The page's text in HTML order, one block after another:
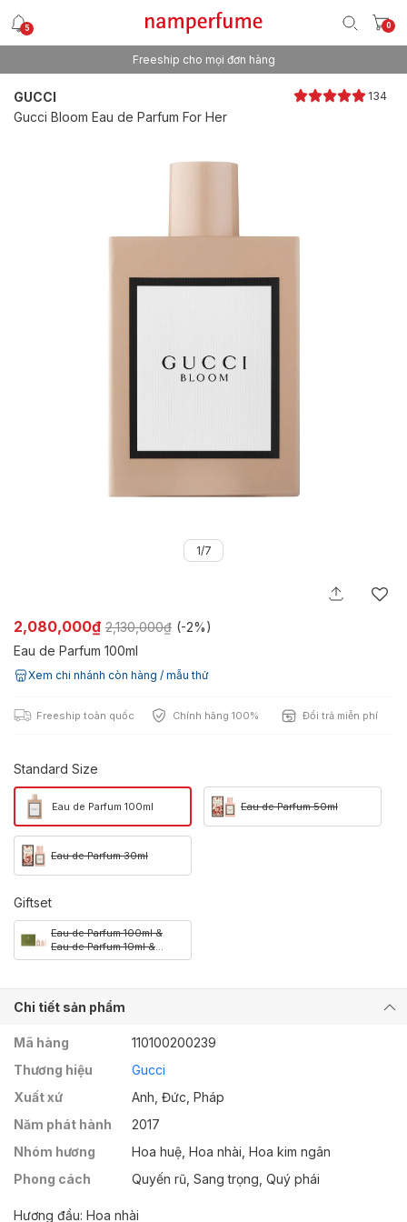
5 0
Freeship cho mọi đơn hàng
GUCCI 134
Gucci Bloom Eau de Parfum For Her
1/7
2,080,000₫ 2,130,000₫ (-2%)
Eau de Parfum 100ml
Xem chi nhánh còn hàng / mẫu thử
Freeship toàn quốc Chính hãng 100% Đổi trả miễn phí
Standard Size
Eau de Parfum 100ml Eau de Parfum 50ml
Eau de Parfum 30ml
Giftset
Eau de Parfum 100ml &
Eau de Parfum 10ml &
Lotion Dưỡng Da 100ml
Chi tiết sản phẩm
Mã hàng
110100200239
Thương hiệu
Gucci
Xuất xứ
Anh, Đức, Pháp
Năm phát hành
2017
Nhóm hương
Hoa huệ, Hoa nhài, Hoa kim ngân
Phong cách
Quyến rũ, Sang trọng, Quý phái
Hương đầu: Hoa nhài